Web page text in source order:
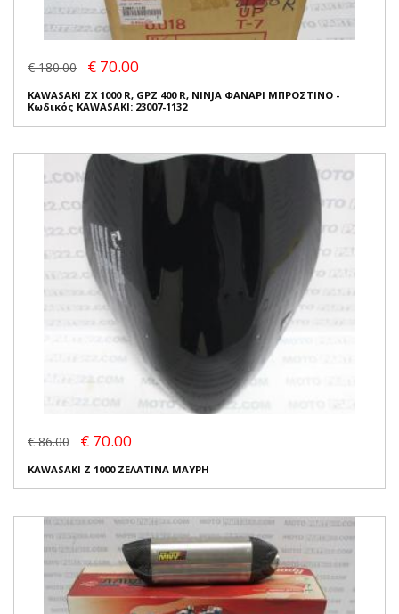
€ 180.00 € 70.00
KAWASAKI ZX 1000 R, GPZ 400 R, NINJA ΦΑΝΑΡΙ ΜΠΡΟΣΤΙΝΟ -
Κωδικός KAWASAKI: 23007-1132
€ 86.00 € 70.00
KAWASAKI Z 1000 ΖΕΛΑΤΙΝΑ ΜΑΥΡΗ